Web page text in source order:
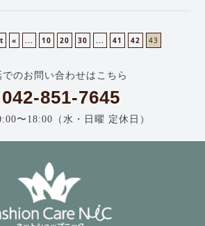
« ... 10 20 30 ... 41 42 43
でのお問い合わせはこちら
042-851-7645
〜18:00（水・日曜 定休日）